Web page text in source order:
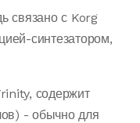
связано с Korg
синтезатором,
содержит
- обычно для